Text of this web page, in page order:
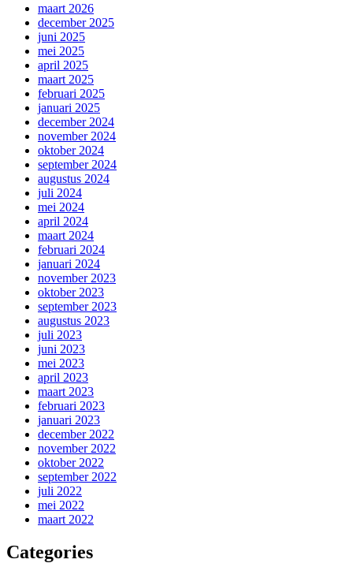
maart 2026
december 2025
juni 2025
mei 2025
april 2025
maart 2025
februari 2025
januari 2025
december 2024
november 2024
oktober 2024
september 2024
augustus 2024
juli 2024
mei 2024
april 2024
maart 2024
februari 2024
januari 2024
november 2023
oktober 2023
september 2023
augustus 2023
juli 2023
juni 2023
mei 2023
april 2023
maart 2023
februari 2023
januari 2023
december 2022
november 2022
oktober 2022
september 2022
juli 2022
mei 2022
maart 2022
Categories